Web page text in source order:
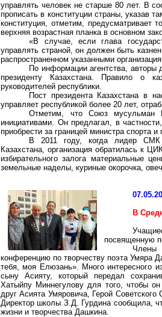
управлять человек не старше 80 лет. В
прописать в конституции страны, указав
конституция, отметим, предусматривает
верхняя возрастная планка в основном
«В случае, если глава
управлять страной, он должен быть
распространенном указанными
По информации агентства,
президенту Казахстана. Правило о
руководителей республики.
Пост президента Казахстана в
управляет республикой более 20 лет,
Отметим, что Союз мусульман
инициативами. Он предлагал, в
приобрести за границей министра спорта
В 2011 году, когда лидер СМК
Казахстана, организация обратилась к
избирательного залога материальные
земельные наделы, куриные окорочка,
В
посвященную
Члены
конференцию по творчеству поэта Умяра
тебя, моя Елюзань». Много интересного
сыну Асияту, который передал
Хатыйпу Миннегулову для того, чтобы
друг Асията Умяровича, Герой
Директор школы З.Д. Гурдина сообщила,
жизни и творчества Дашкина.